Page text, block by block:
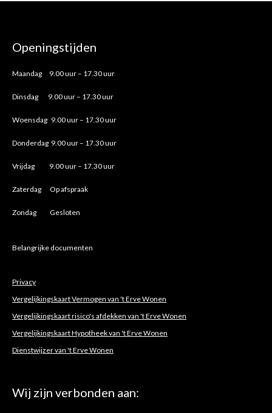
Openingstijden
Maandag 9.00 uur – 17.30 uur
Dinsdag 9.00 uur – 17.30 uur
Woensdag 9.00 uur – 17.30 uur
Donderdag 9.00 uur – 17.30 uur
Vrijdag 9.00 uur – 17.30 uur
Zaterdag Op afspraak
Zondag Gesloten
Belangrijke documenten
Privacy
Vergelijkingskaart Vermogen van 't Erve Wonen
Vergelijkingskaart risico's afdekken van 't Erve Wonen
Vergelijkingskaart Hypotheek van 't Erve Wonen
Dienstwijzer van 't Erve Wonen
Wij zijn verbonden aan: